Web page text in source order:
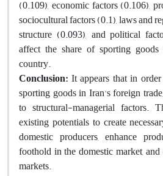
(0.109), economic factors (0.106),
sociocultural factors (0.1), laws and
structure (0.093), and political
affect the share of sporting
country.
Conclusion: It appears that in
sporting goods in Iran's foreign
to structural-managerial factors.
existing potentials to create
domestic producers, enhance
foothold in the domestic market,
markets.